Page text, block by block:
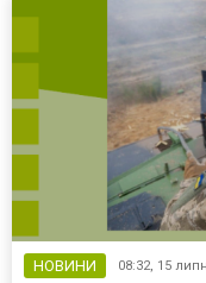
НОВИНИ 08:32, 15